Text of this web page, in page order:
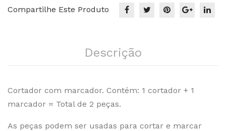
Compartilhe Este Produto
Descrição
Cortador com marcador. Contém: 1 cortador + 1
marcador = Total de 2 peças.
As peças podem ser usadas para cortar e marcar